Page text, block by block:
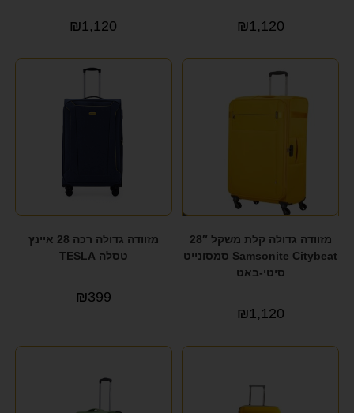
₪1,120
₪1,120
מזוודה גדולה קלת משקל 28″
Samsonite Citybeat סמסונייט
סיטי-באט
₪1,120
מזוודה גדולה רכה 28 איינץ
טסלה TESLA
₪399